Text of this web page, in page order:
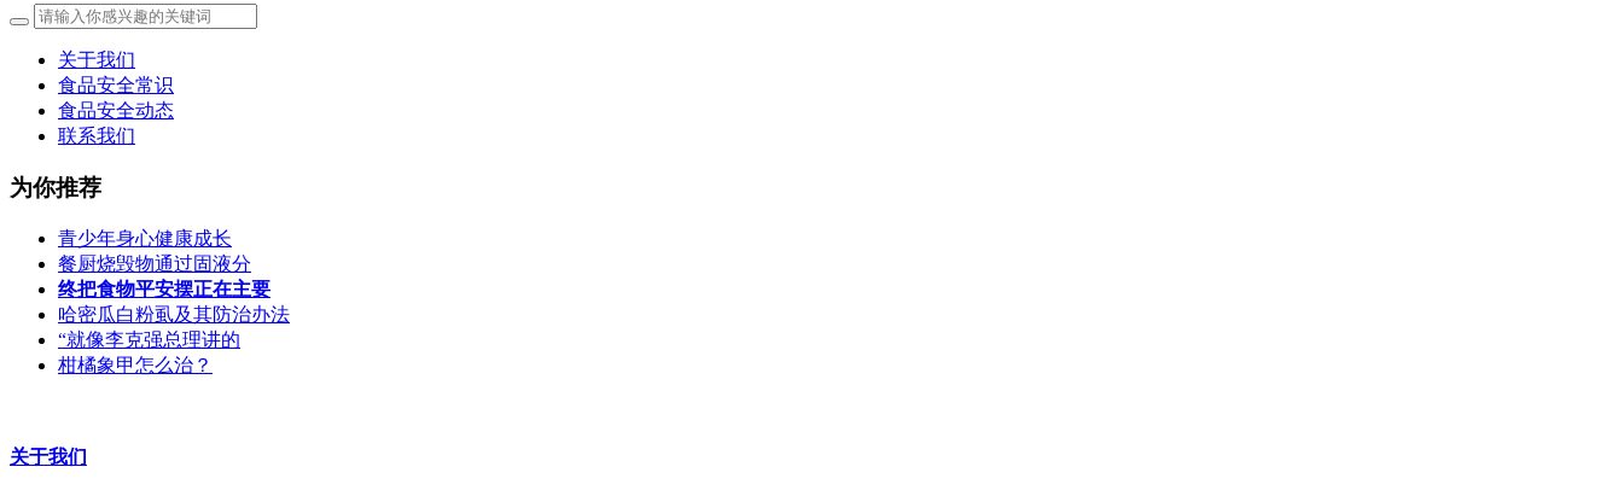
关于我们
食品安全常识
食品安全动态
联系我们
为你推荐
青少年身心健康成长
餐厨烧毁物通过固液分
终把食物平安摆正在主要
哈密瓜白粉虱及其防治办法
“就像李克强总理讲的
柑橘象甲怎么治？
关于我们